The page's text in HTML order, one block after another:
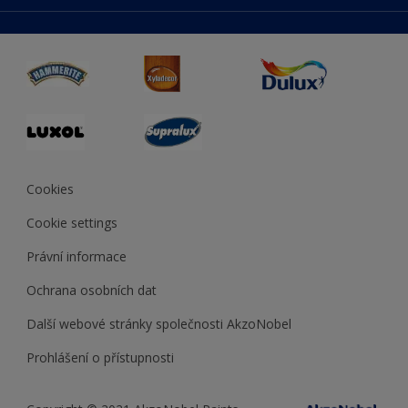
duluxmaliar.sk
duluxprodejnabarev.cz
duluxpredajnafarieb.sk
Cookies
Cookie settings
Právní informace
Ochrana osobních dat
Další webové stránky společnosti AkzoNobel
Prohlášení o přístupnosti